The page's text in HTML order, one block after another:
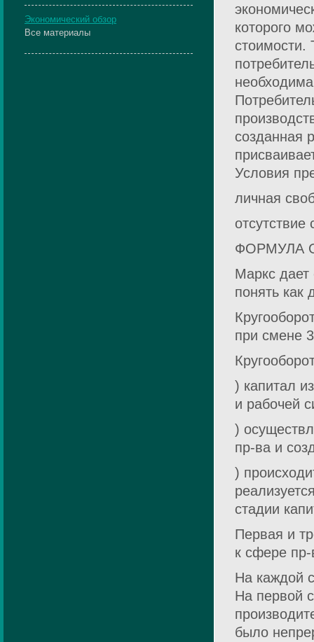
которого
стоимости.
созданная
Условия
личная
ФОРМУЛА
Маркс
понять как
при смене
) капитал
и рабочей
)
пр-ва и
)
стадии
Первая и
к сфере
На каждой
На первой
было
Экономический обзор
Все материалы